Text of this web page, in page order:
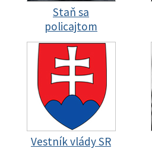
Staň sa
policajtom
Vestník vlády SR